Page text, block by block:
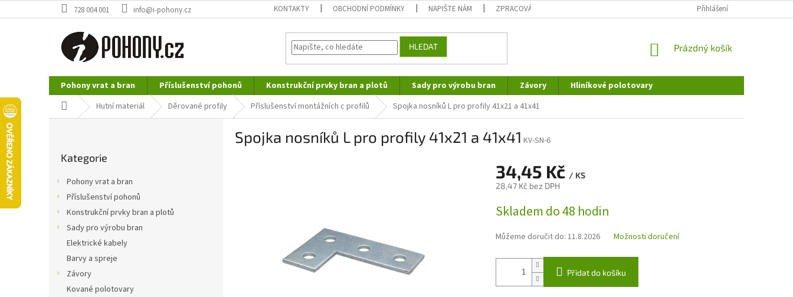
na
728 004 001 info@i-pohony.cz KONTAKTY OBCHODNÍ PODMÍNKY NAPIŠTE NÁM ZPRACOVÁNÍ OSOBNÍCH ÚDAJŮ REKLAMAČNÍ ŘÁD
Přihlášení
HLEDAT
NÁKUPNÍ
Prázdný košík
Pohony vrat a bran Příslušenství pohonů Konstrukční prvky bran a plotů Sady pro výrobu bran Závory
Hliníkové polotovary
Nerezové polotovary
Hutní materiál
Domů Hutní materiál Děrované profily Příslušenství montážních c profilů Spojka nosníků L pro profily 41x21 a 41x41
kategorie
Kategorie
Pohony vrat a bran
Příslušenství pohonů
Konstrukční prvky bran a plotů
Sady pro výrobu bran
Elektrické kabely
Barvy a spreje
Závory
Kované polotovary
Spojka nosníků L pro profily 41x21 a 41x41 KV-SN-6
34,45 Kč / KS
28,47 Kč bez DPH
cena:
Skladem do 48 hodin
Můžeme doručit do: 11.8.2026 Možnosti doručení
Přidat do košíku